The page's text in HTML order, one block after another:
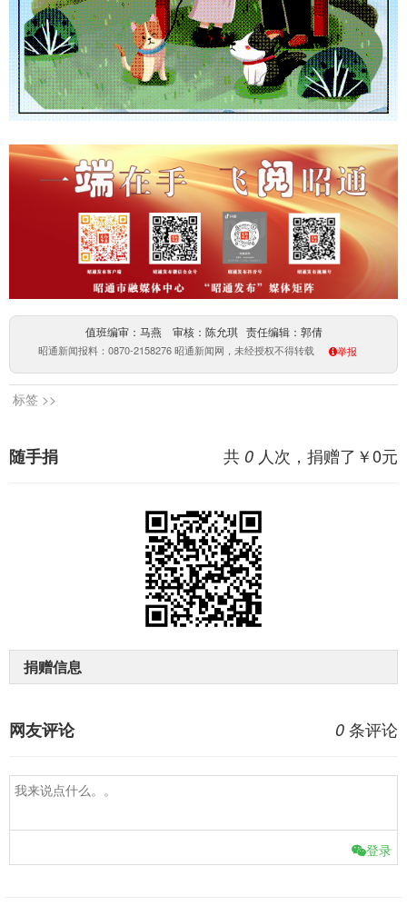
值班编审：马燕 审核：陈允琪 责任编辑：郭倩
昭通新闻报料：0870-2158276 昭通新闻网，未经授权不得转载 举报
标签 >>
共 0 人次，捐赠了￥0元
随手捐
捐赠信息
0 条评论
网友评论
登录